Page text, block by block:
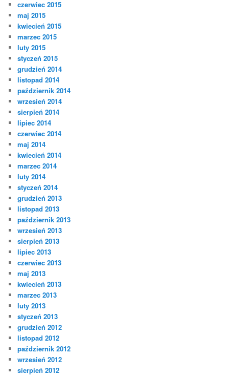
czerwiec 2015
maj 2015
kwiecień 2015
marzec 2015
luty 2015
styczeń 2015
grudzień 2014
listopad 2014
październik 2014
wrzesień 2014
sierpień 2014
lipiec 2014
czerwiec 2014
maj 2014
kwiecień 2014
marzec 2014
luty 2014
styczeń 2014
grudzień 2013
listopad 2013
październik 2013
wrzesień 2013
sierpień 2013
lipiec 2013
czerwiec 2013
maj 2013
kwiecień 2013
marzec 2013
luty 2013
styczeń 2013
grudzień 2012
listopad 2012
październik 2012
wrzesień 2012
sierpień 2012